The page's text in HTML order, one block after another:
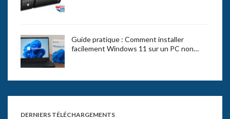
Guide pratique : Comment installer
facilement Windows 11 sur un PC non…
DERNIERS TÉLÉCHARGEMENTS